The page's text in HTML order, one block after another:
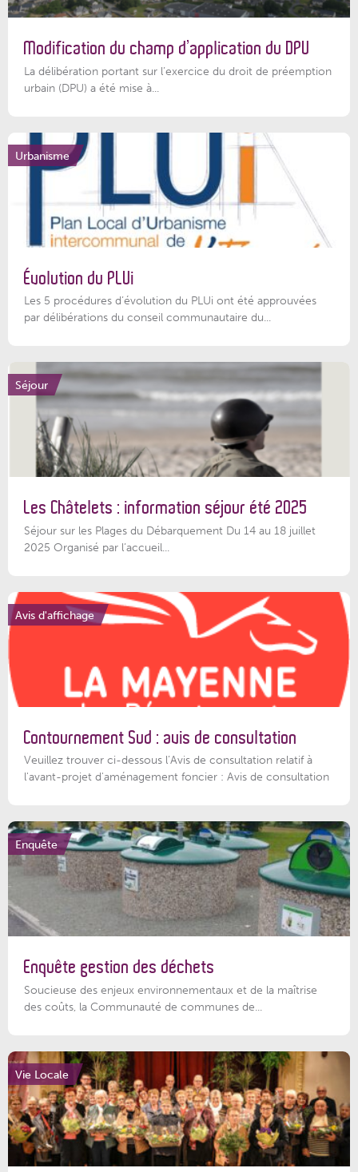
Modification du champ d’application du DPU
La délibération portant sur l’exercice du droit de préemption
urbain (DPU) a été mise à...
Urbanisme
Évolution du PLUi
Les 5 procédures d’évolution du PLUi ont été approuvées
par délibérations du conseil communautaire du...
Séjour
Les Châtelets : information séjour été 2025
Séjour sur les Plages du Débarquement Du 14 au 18 juillet
2025 Organisé par l’accueil...
Avis d'affichage
Contournement Sud : avis de consultation
Veuillez trouver ci-dessous l’Avis de consultation relatif à
l'avant-projet d'aménagement foncier : Avis de consultation
Enquête
Enquête gestion des déchets
Soucieuse des enjeux environnementaux et de la maîtrise
des coûts, la Communauté de communes de...
Vie Locale